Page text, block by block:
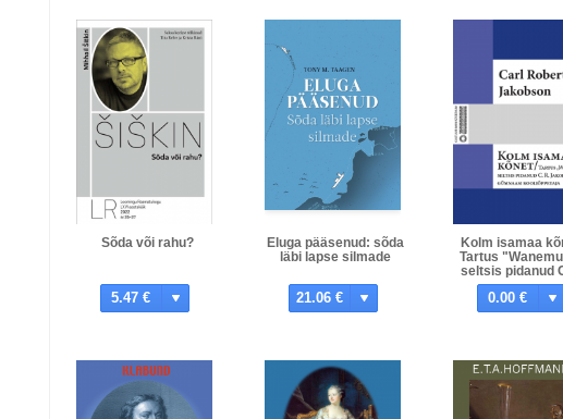
Sõda või rahu?
5.47 €
Eluga pääsenud: sõda
läbi lapse silmade
21.06 €
Kolm isamaa
Tartus
seltsis pidanud
Jakobson,
kooliõppetaja
0.00 €